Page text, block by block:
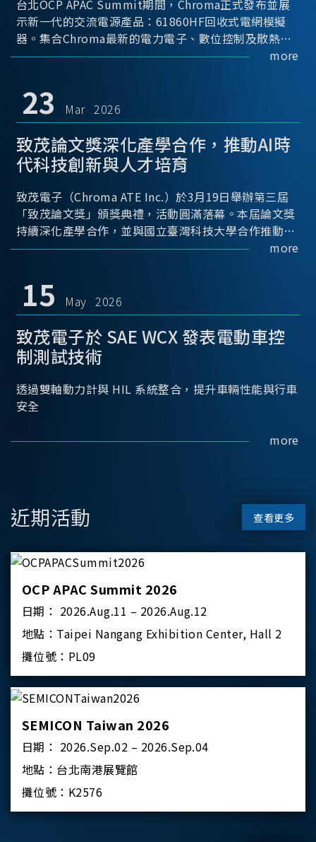
台北OCP APAC Summit期間，Chroma正式發布並展
示新一代的交流電源產品：61860HF回收式電網模擬
器。集合Chroma最新的電力電子、數位控制及散熱技
術，實現5U高度具備最大60kVA功率輸出能力，為業界
more
23 Mar 2026
致茂論文獎深化產學合作，推動AI時
代科技創新與人才培育
致茂電子（Chroma ATE Inc.）於3月19日舉辦第三屆
「致茂論文獎」頒獎典禮，活動圓滿落幕。本屆論文獎
持續深化產學合作，並與國立臺灣科技大學合作推動，
透過建立與產業需求緊密連結的交流平台，促進學術研
育。
more
15 May 2026
致茂電子於 SAE WCX 發表電動車控
制測試技術
透過雙軸動力計與 HIL 系統整合，提升車輛性能與行車
安全
more
近期活動 查看更多
OCP APAC Summit 2026
日期： 2026.Aug.11 – 2026.Aug.12
地點： Taipei Nangang Exhibition Center, Hall 2
攤位號： PL09
SEMICON Taiwan 2026
日期： 2026.Sep.02 – 2026.Sep.04
地點： 台北南港展覽館
攤位號： K2576